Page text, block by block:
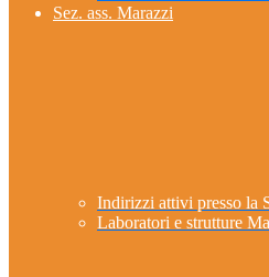
Sez. ass. Marazzi
Indirizzi attivi presso la
Laboratori e strutture